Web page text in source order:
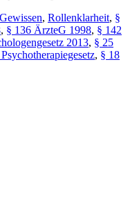
, Rollenklarheit, §
, § 136 ÄrzteG 1998, § 142
2013, § 25
, § 18